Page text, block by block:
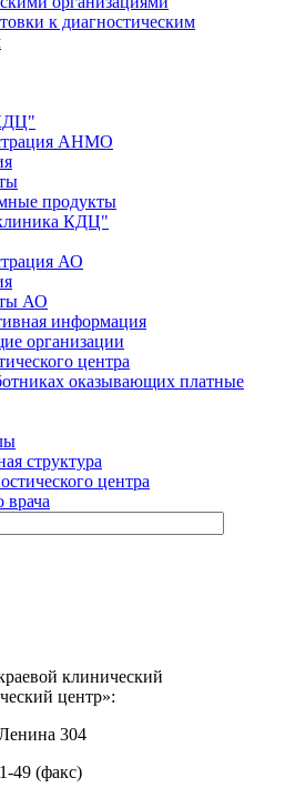
к диагностическим
АНМО
продукты
КДЦ"
АО
АО
информация
организации
центра
оказывающих платные
структура
центра
врача
клинический
центр»:
304
49 (факс)